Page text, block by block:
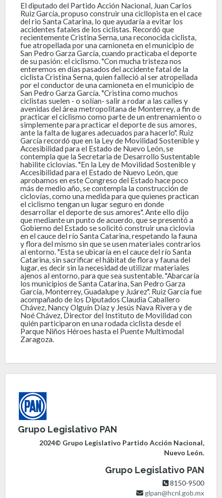
El diputado del Partido Acción Nacional, Juan Carlos
Ruiz García, propuso construir una cicllopista en el cace
del rio Santa Catarina, lo que ayudaría a evitar los
accidentes fatales de los ciclistas. Recordó que
recientemente Cristina Serna, una reconocida ciclista,
fue atropellada por una camioneta en el municipio de
San Pedro Garza García, cuando practicaba el deporte
de su pasión: el ciclismo. "Con mucha tristeza nos
enteremos en días pasados del accidente fatal de la
ciclista Cristina Serna, quien falleció al ser atropellada
por el conductor de una camioneta en el municipio de
San Pedro Garza García. "Cristina como muchos
ciclistas suelen - o solían- salir a rodar a las calles y
avenidas del área metropolitana de Monterrey, a fin de
practicar el ciclismo como parte de un entrenamiento o
simplemente para practicar el deporte de sus amores,
ante la falta de lugares adecuados para hacerlo". Ruiz
García recordó que en la Ley de Movilidad Sostenible y
Accesibilidad para el Estado de Nuevo León, se
contempla que la Secretaria de Desarrollo Sustentable
habilite ciclovías. "En la Ley de Movilidad Sostenible y
Accesibilidad para el Estado de Nuevo León, que
aprobamos en este Congreso del Estado hace poco
más de medio año, se contempla la construcción de
ciclovías, como una medida para que quienes practican
el ciclismo tengan un lugar seguro en donde
desarrollar el deporte de sus amores". Ante ello dijo
que mediante un punto de acuerdo, que se presentó a
Gobierno del Estado se solicitó construir una ciclovia
en el cauce del río Santa Catarina, respetando la fauna
y flora del mismo sin que se usen materiales contrarios
al entorno. "Esta se ubicaría en el cauce del río Santa
Catarina, sin sacrificar el hábitat de flora y fauna del
lugar, es decir sin la necesidad de utilizar materiales
ajenos al entorno, para que sea sustentable. "Abarcaría
los municipios de Santa Catarina, San Pedro Garza
García, Monterrey, Guadalupe y Juárez". Ruiz García fue
acompañado de los Diputados Claudia Caballero
Chávez, Nancy Olguín Díaz y Jesús Nava Rivera y de
Noé Chávez, Director del Instituto de Movilidad con
quién participaron en una rodada ciclista desde el
Parque Niños Héroes hasta el Puente Multimodal
Zaragoza.
Grupo Legislativo PAN
2024© Grupo Legislativo Partido Acción Nacional,
Nuevo León.
Grupo Legislativo PAN
8150-9500
glpan@hcnl.gob.mx